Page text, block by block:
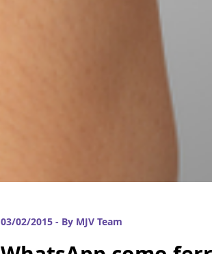
03/02/2015 - By MJV Team